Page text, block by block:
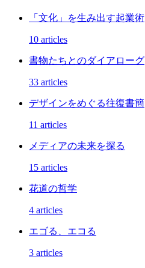
「文化」を生み出す起業術
10 articles
書物たちとのダイアローグ
33 articles
デザインをめぐる往復書簡
11 articles
メディアの未来を探る
15 articles
花道の哲学
4 articles
エゴる、エコる
3 articles